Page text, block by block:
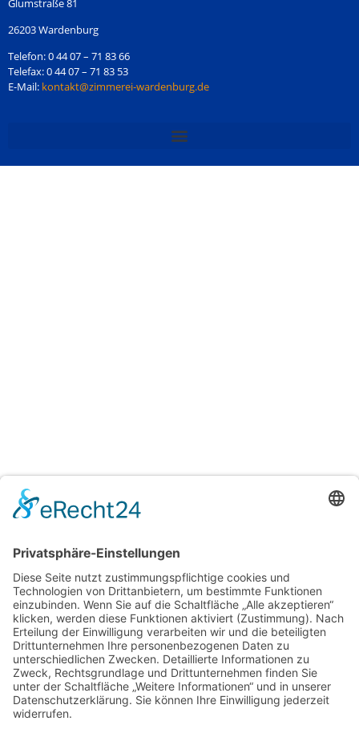
26203 Wardenburg
Telefon: 0 44 07 – 71 83 66
Telefax: 0 44 07 – 71 83 53
E-Mail: kontakt@zimmerei-wardenburg.de